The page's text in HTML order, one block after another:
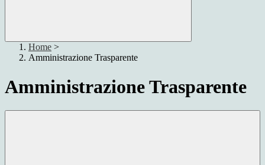
Home >
Amministrazione Trasparente
Amministrazione Trasparente